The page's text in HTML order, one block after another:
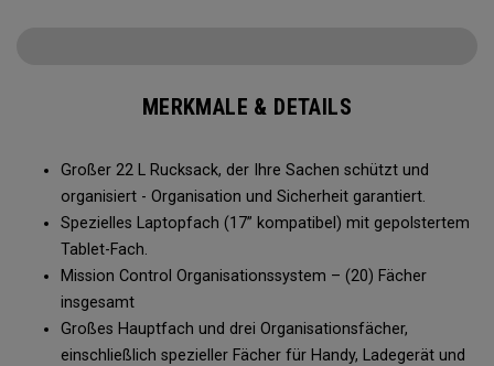
MERKMALE & DETAILS
Großer 22 L Rucksack, der Ihre Sachen schützt und
organisiert - Organisation und Sicherheit garantiert.
Spezielles Laptopfach (17” kompatibel) mit gepolstertem
Tablet-Fach.
Mission Control Organisationssystem – (20) Fächer
insgesamt
Großes Hauptfach und drei Organisationsfächer,
einschließlich spezieller Fächer für Handy, Ladegerät und